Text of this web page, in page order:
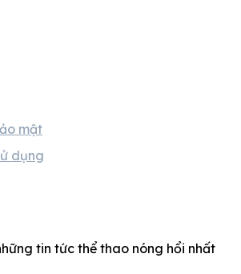
mật
dụng
tin tức thể thao nóng hổi nhất